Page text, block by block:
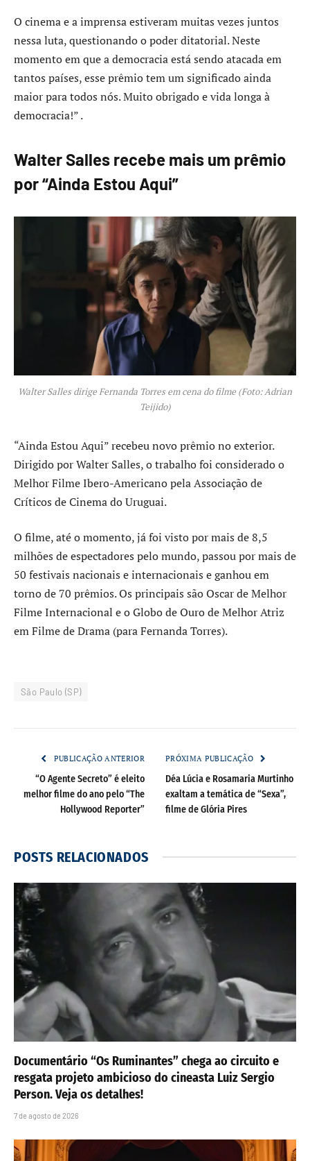
O cinema e a imprensa estiveram muitas vezes juntos
nessa luta, questionando o poder ditatorial. Neste
momento em que a democracia está sendo atacada em
tantos países, esse prêmio tem um significado ainda
maior para todos nós. Muito obrigado e vida longa à
democracia!” .
Walter Salles recebe mais um prêmio
por “Ainda Estou Aqui”
Walter Salles dirige Fernanda Torres em cena do filme (Foto: Adrian
Teijido)
“Ainda Estou Aqui” recebeu novo prêmio no exterior.
Dirigido por Walter Salles, o trabalho foi considerado o
Melhor Filme Ibero-Americano pela Associação de
Críticos de Cinema do Uruguai.
O filme, até o momento, já foi visto por mais de 8,5
milhões de espectadores pelo mundo, passou por mais de
50 festivais nacionais e internacionais e ganhou em
torno de 70 prêmios. Os principais são Oscar de Melhor
Filme Internacional e o Globo de Ouro de Melhor Atriz
em Filme de Drama (para Fernanda Torres).
São Paulo (SP)
PUBLICAÇÃO ANTERIOR
“O Agente Secreto” é eleito
melhor filme do ano pelo “The
Hollywood Reporter”
PRÓXIMA PUBLICAÇÃO
Déa Lúcia e Rosamaria Murtinho
exaltam a temática de “Sexa”,
filme de Glória Pires
POSTS RELACIONADOS
Documentário “Os Ruminantes” chega ao circuito e
resgata projeto ambicioso do cineasta Luiz Sergio
Person. Veja os detalhes!
7 de agosto de 2026